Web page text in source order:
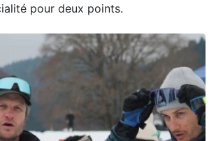
pour deux points.